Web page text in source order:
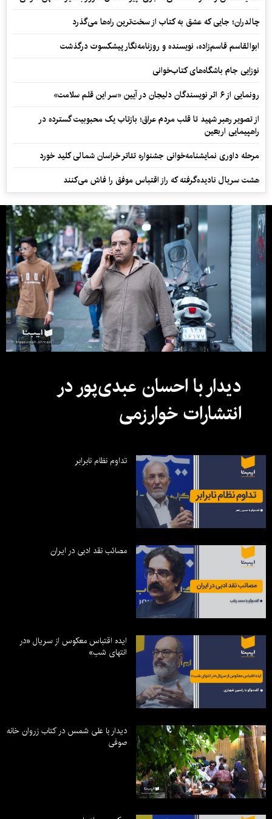
چالدران؛ جایی که عشق به کتاب از سخت‌ترین راه‌ها می‌گذرد
ابوالقاسم قاسم‌زاده، نویسنده و روزنامه‌نگار پیشکسوت درگذشت
نوزایی جام باشگاه‌های کتاب‌خوانی
رونمایی از ۶ اثر نویسندگان دلیجان در آیین «سر این قلم سلامت»
از تصویر رهبر شهید تا قلب مردم عراق؛ بازتاب یک محبوبیت گسترده در
راهپیمایی اربعین
مرحله داوری نمایشنامه‌خوانی جشنواره تئاتر خراسان شمالی کلید خورد
هشت سریال نادیده‌گرفته که راز اقتباس موفق را فاش می‌کنند
دیدار با احسان عبدی‌پور در
انتشارات خوارزمی
تداوم نظام نابرابر
مصائب نقد ادبی در ایران
ایده اقتباس معکوس از سریال «در
انتهای شب»
دیدار با علی شمس در کتاب زروان خانه
صوفی